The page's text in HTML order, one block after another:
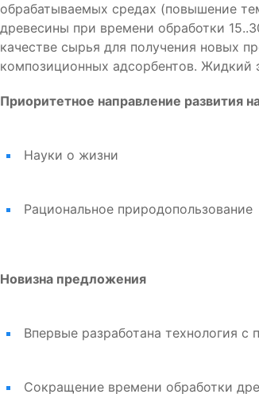
обрабатываемых средах (повышение
древесины при времени обработки
качестве сырья для получения новых
композиционных адсорбентов. Жидкий
Приоритетное направление развития
Науки о жизни
Рациональное природопользование
Новизна предложения
Впервые разработана технология с
Сокращение времени обработки